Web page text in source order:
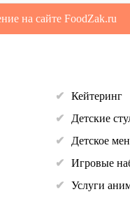
на сайте FoodZak.ru
Кейтеринг
Детские
Детское
Игровые
Услуги